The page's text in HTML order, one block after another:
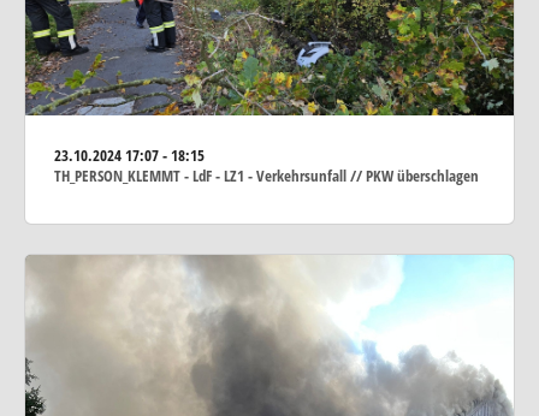
23.10.202417:07 - 18:15
TH_PERSON_KLEMMT - LdF - LZ1 - Verkehrsunfall // PKW überschlagen